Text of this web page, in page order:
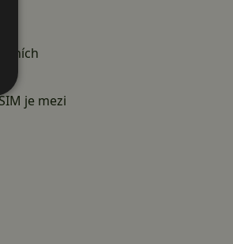
je mezi